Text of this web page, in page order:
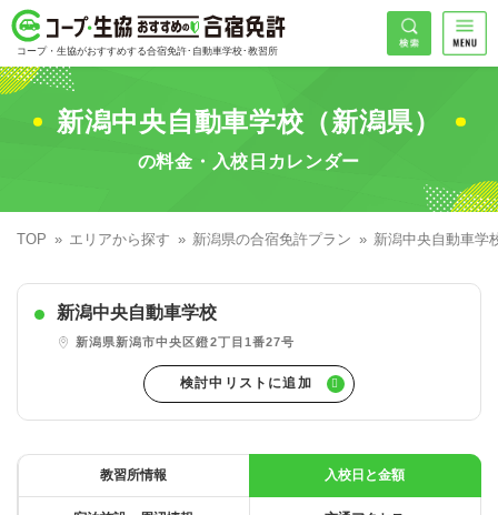
コープ・生協おすすめの合宿免許
コープ・生協がおすすめする合宿免許･自動車学校･教習所
HOME
コープ・生協おすすめの合宿免許ランキング
普通車
大型二輪
準中型車
大型特殊
エリアで探す
東北エリア
甲信越エリア
東海エリア
早割
学割
組合員特典
キャンペーンで探す
こだわり条件で探す
コープ合宿免許スタッフがおすすめの教習所
お一人でも安心な教習所
教習料金が安い教習所
入校日で探す
私たちについて
コープ・生協おすすめの合宿免許パンフレット
希望免許
地域
希望入校日
26 件が見つかりました
検索
新潟中央自動車学校（新潟県）
の料金・入校日カレンダー
TOP エリアから探す 新潟県の合宿免許プラン 新潟中央自動車学
新潟中央自動車学校
新潟県新潟市中央区鐙2丁目1番27号
教習所情報 入校日と金額